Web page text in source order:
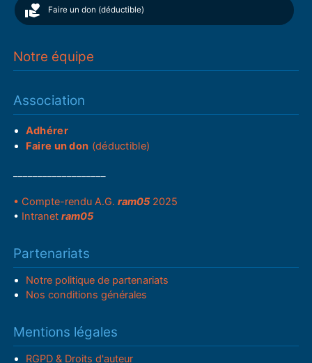
Faire un don (déductible)
Notre équipe
Association
Adhérer
Faire un don (déductible)
• Compte-rendu A.G.ram05 2025
• Intranetram05
Partenariats
Notre politique de partenariats
Nos conditions générales
Mentions légales
RGPD & Droits d'auteur